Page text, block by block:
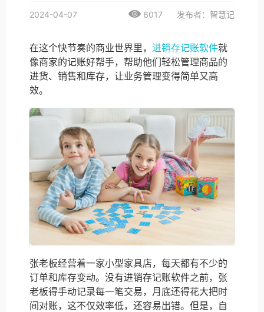
2024-04-07 6017 发布者：智慧记
在这个快节奏的商业世界里， 进销存记账软件就
像商家的记账好帮手，帮助他们轻松管理商品的
进货、销售和库存，让业务管理变得简单又高
效。
张老板经营着一家小型家具店，每天都有不少的
订单和库存变动。没有进销存记账软件之前，张
老板得手动记录每一笔交易，月底还得花大把时
间对账，这不仅效率低，还容易出错。但是，自